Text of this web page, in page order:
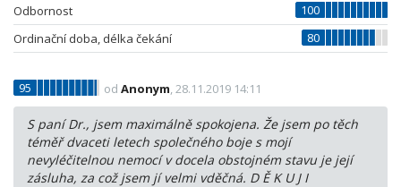
Odbornost
100
Ordinační doba, délka čekání
80
95 od Anonym, 28.11.2019 14:11
S paní Dr., jsem maximálně spokojena. Že jsem po těch
téměř dvaceti letech společného boje s mojí
nevyléčitelnou nemocí v docela obstojném stavu je její
zásluha, za což jsem jí velmi vděčná. D Ě K U J I